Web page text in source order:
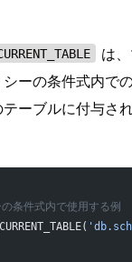
は
ーの条件式内で
ーブルに付与さ
条件式内で使用する例